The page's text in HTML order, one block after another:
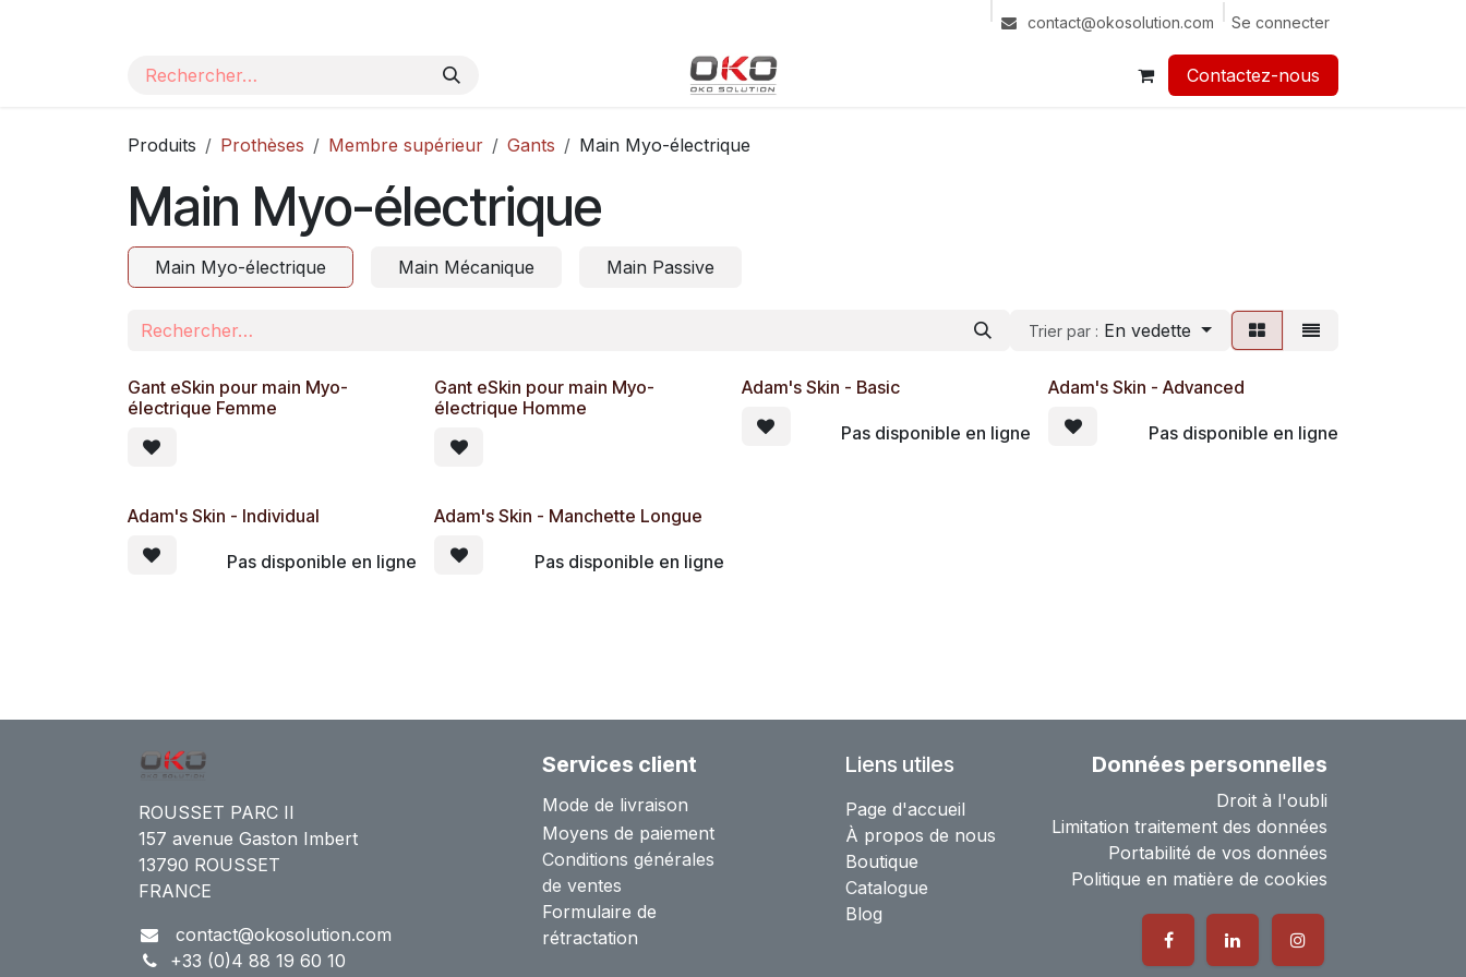
contact@okosolution.com Se connecter
Contactez-nous​​
Produits Prothèses Membre supérieur Gants Main Myo-électrique
Main Myo-électrique
Main Myo-électrique Main Mécanique Main Passive
Trier par : En vedette
Gant eSkin pour main Myo-
électrique Femme
Gant eSkin pour main Myo-
électrique Homme
Adam's Skin - Basic
Pas disponible en ligne
Adam's Skin - Advanced
Pas disponible en ligne
Adam's Skin - Individual
Pas disponible en ligne
Adam's Skin - Manchette Longue
Pas disponible en ligne
ROUSSET PARC II
157 avenue Gaston Imbert
13790 ROUSSET
FRANCE
contact@okosolution.com
+33 (0)4 88 19 60 10
Données personnelles
Droit à l'oubli
Limitation traitement des données
Portabilité de vos données
Politique en matière de cookies
Services client
Mode de livraison
Moyens de paiement
Conditions générales
de ventes
Formulaire de
rétractation
Liens utiles
Page d'accueil
À propos de nous
Boutique
Catalogue
Blog